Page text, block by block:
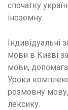
спочатку
іноземну.
Індивідуальні
мови в Києві
мови,
Уроки
розмовну мову,
лексику.